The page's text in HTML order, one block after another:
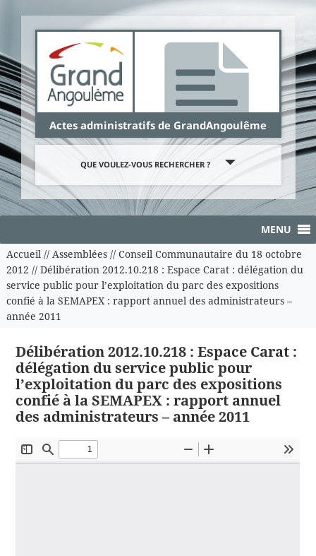
Actes administratifs de GrandAngoulême
QUE VOULEZ-VOUS RECHERCHER ?
MENU
Accueil// Assemblées// Conseil Communautaire du 18 octobre
2012 // Délibération 2012.10.218 : Espace Carat : délégation du
service public pour l’exploitation du parc des expositions
confié à la SEMAPEX : rapport annuel des administrateurs –
année 2011
Délibération 2012.10.218 : Espace Carat :
délégation du service public pour
l’exploitation du parc des expositions
confié à la SEMAPEX : rapport annuel
des administrateurs – année 2011
Panneau de gestion des cookies